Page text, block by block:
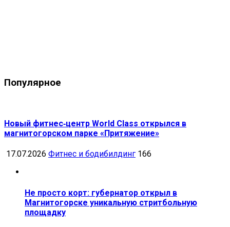
Популярное
Новый фитнес‑центр World Class открылся в
магнитогорском парке «Притяжение»
17.07.2026 Фитнес и бодибилдинг 166
Не просто корт: губернатор открыл в
Магнитогорске уникальную стритбольную
площадку